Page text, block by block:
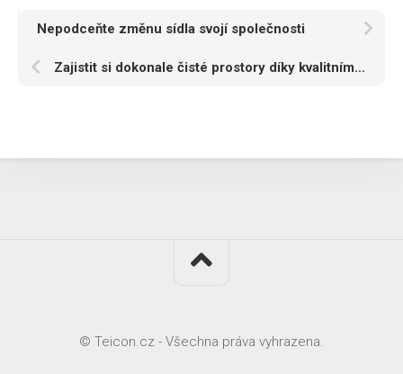
Nepodceňte změnu sídla svojí společnosti
Zajistit si dokonale čisté prostory díky kvalitnímu prostředku můžete i vy
© Teicon.cz - Všechna práva vyhrazena.